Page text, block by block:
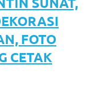
FOTO
CETAK